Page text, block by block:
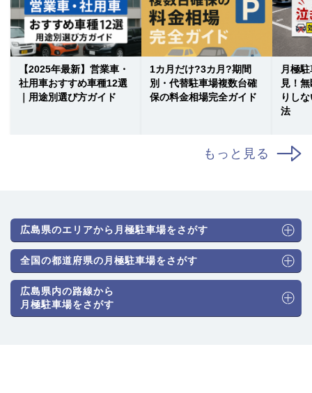
【2025年最新】営業車・
社用車おすすめ車種12選
｜用途別選び方ガイド
1カ月だけ?3カ月?期間
別・代替駐車場複数台確
保の料金相場完全ガイド
月極
見！
りし
法
もっと見る
広島県のエリアから月極駐車場をさがす
全国の都道府県の月極駐車場をさがす
広島県内の路線から
月極駐車場をさがす